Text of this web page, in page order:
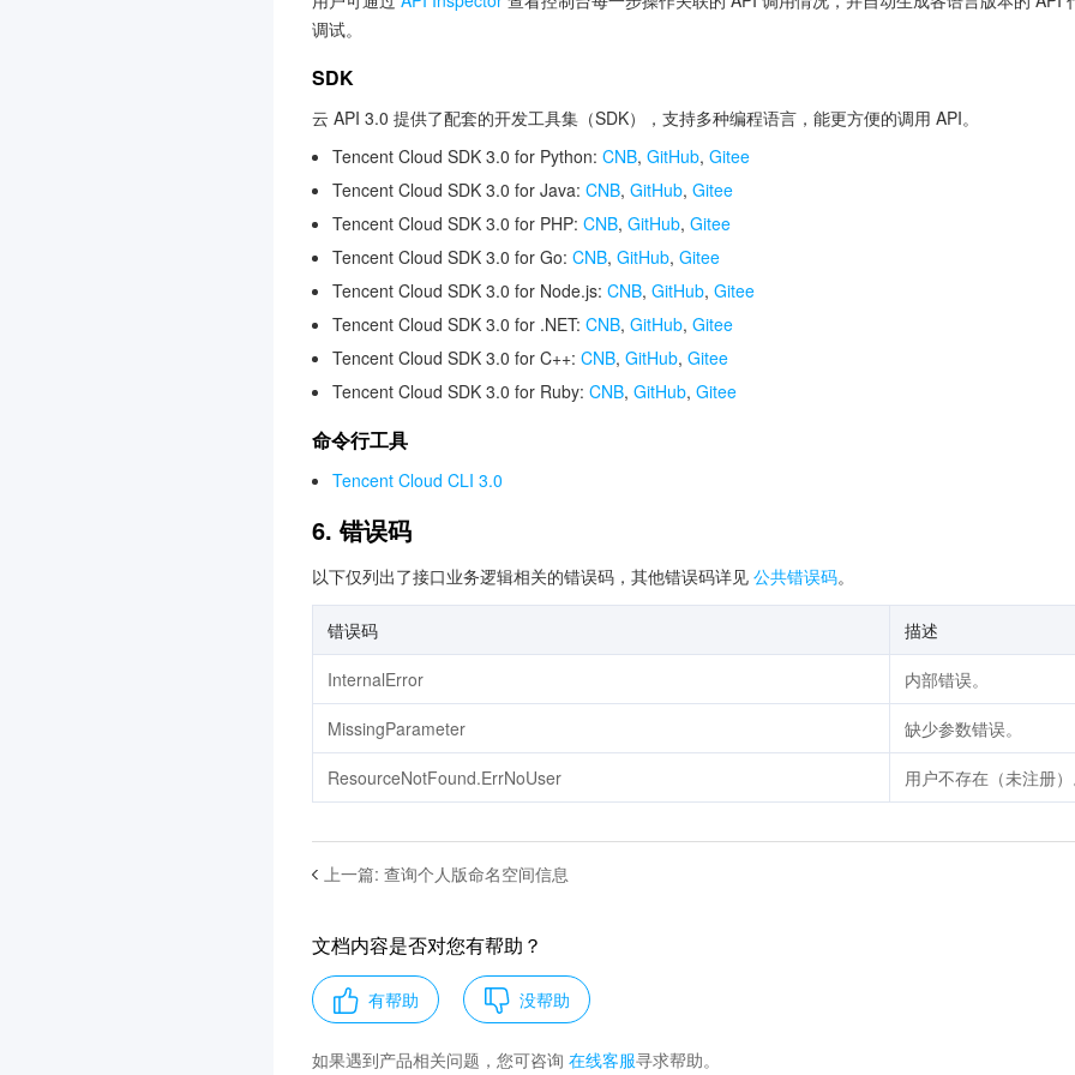
调试。
SDK
云 API 3.0 提供了配套的开发工具集（SDK），支持多种编程语言，能更方便的调用 API。
Tencent Cloud SDK 3.0 for Python: CNB, GitHub, Gitee
Tencent Cloud SDK 3.0 for Java: CNB, GitHub, Gitee
Tencent Cloud SDK 3.0 for PHP: CNB, GitHub, Gitee
Tencent Cloud SDK 3.0 for Go: CNB, GitHub, Gitee
Tencent Cloud SDK 3.0 for Node.js: CNB, GitHub, Gitee
Tencent Cloud SDK 3.0 for .NET: CNB, GitHub, Gitee
Tencent Cloud SDK 3.0 for C++: CNB, GitHub, Gitee
Tencent Cloud SDK 3.0 for Ruby: CNB, GitHub, Gitee
命令行工具
Tencent Cloud CLI 3.0
6. 错误码
以下仅列出了接口业务逻辑相关的错误码，其他错误码详见 公共错误码。
错误码 描述
InternalError 内部错误。
MissingParameter 缺少参数错误。
ResourceNotFound.ErrNoUser 用户不存在（未注册）
上一篇: 查询个人版命名空间信息
文档内容是否对您有帮助？
有帮助 没帮助
如果遇到产品相关问题，您可咨询 在线客服寻求帮助。